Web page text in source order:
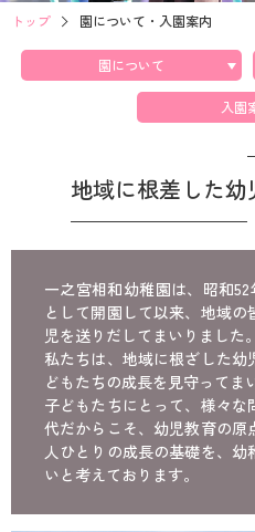
トップ 園について・入園案内
園について
入園
地域に根差した
一之宮相和幼稚園は、昭和
として開園して以来、地域
児を送りだしてまいりました。
私たちは、地域に根ざした
どもたちの成長を見守ってま
子どもたちにとって、様々
代だからこそ、幼児教育の
人ひとりの成長の基礎を、
いと考えております。